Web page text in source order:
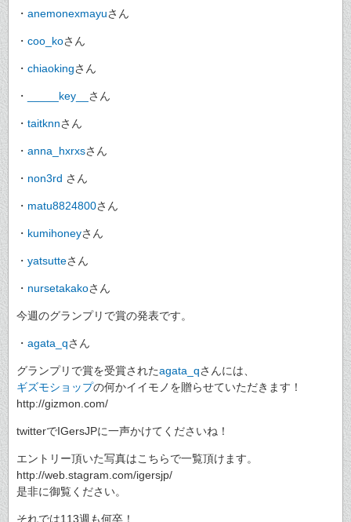
・ anemonexmayuさん
・ coo_koさん
・ chiaokingさん
・ _____key__ さん
・ taitknnさん
・ anna_hxrxsさん
・ non3rd さん
・ matu8824800さん
・ kumihoneyさん
・ yatsutteさん
・ nursetakakoさん
今週のグランプリで賞の発表です。
・ agata_qさん
グランプリで賞を受賞されたagata_qさんには、
ギズモショップの何かイイモノを贈らせていただきます！
http://gizmon.com/
twitterでIGersJPに一声かけてくださいね！
エントリー頂いた写真はこちらで一覧頂けます。
http://web.stagram.com/igersjp/
是非に御覧ください。
それでは113週も何卒！